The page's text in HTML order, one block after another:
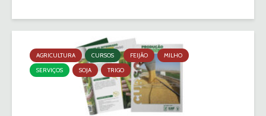
AGRICULTURA CURSOS FEIJÃO
MILHO
SERVIÇOS
SOJA TRIGO